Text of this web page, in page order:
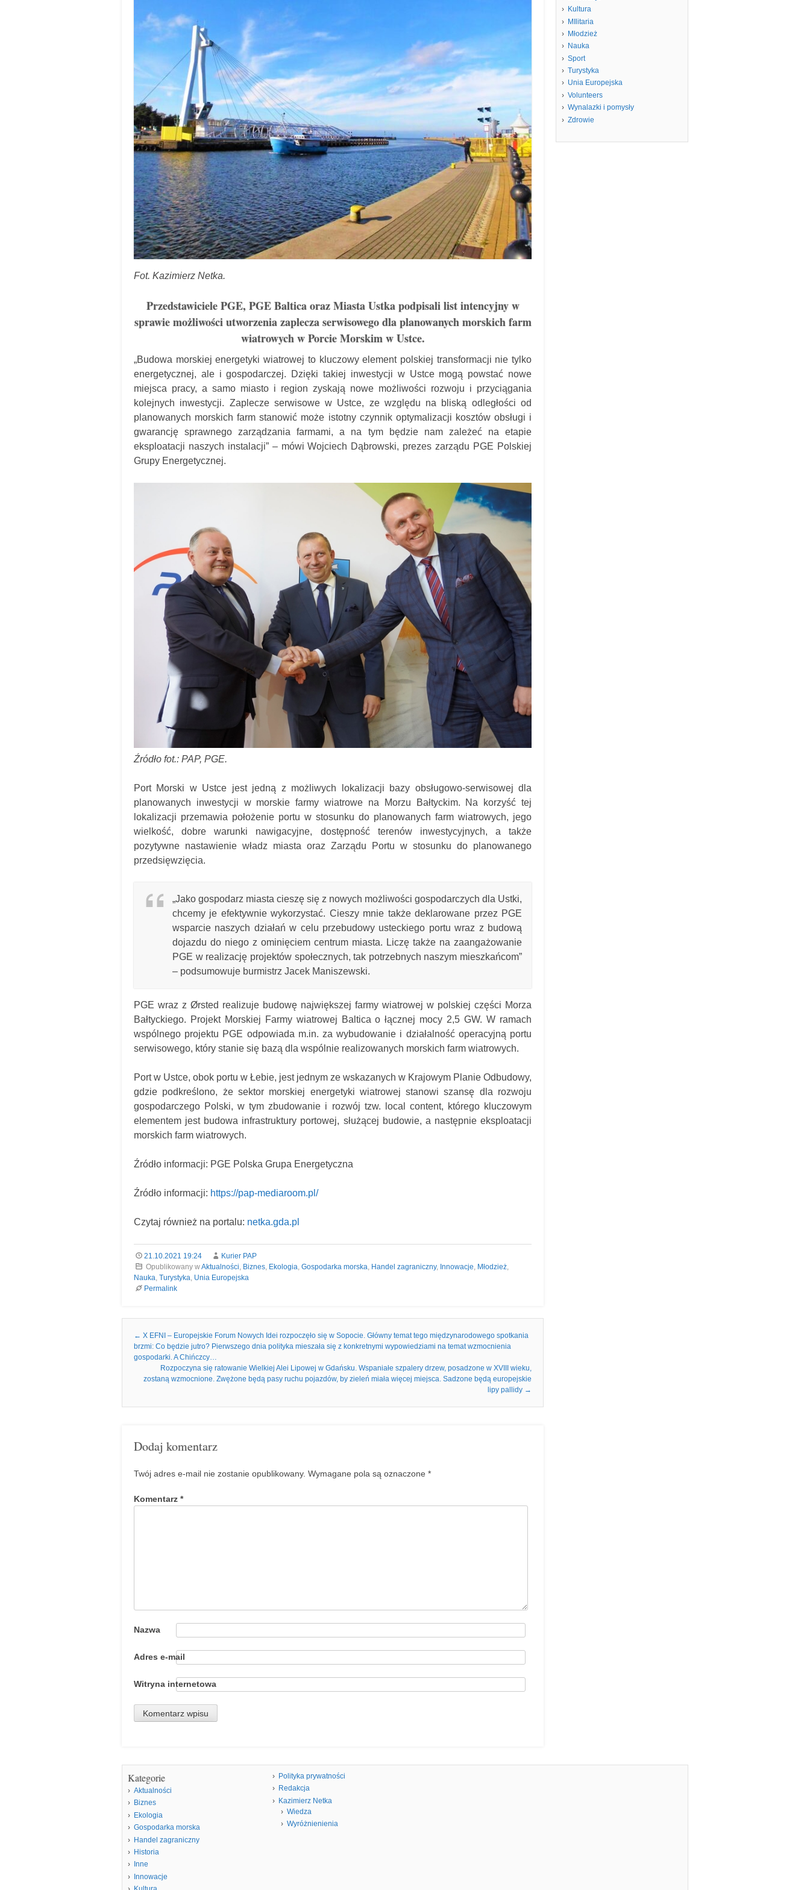
Fot. Kazimierz Netka.
Przedstawiciele PGE, PGE Baltica oraz Miasta Ustka podpisali list intencyjny w
sprawie możliwości utworzenia zaplecza serwisowego dla planowanych morskich farm
wiatrowych w Porcie Morskim w Ustce.
„Budowa morskiej energetyki wiatrowej to kluczowy element polskiej transformacji nie tylko
energetycznej, ale i gospodarczej. Dzięki takiej inwestycji w Ustce mogą powstać nowe
miejsca pracy, a samo miasto i region zyskają nowe możliwości rozwoju i przyciągania
kolejnych inwestycji. Zaplecze serwisowe w Ustce, ze względu na bliską odległości od
planowanych morskich farm stanowić może istotny czynnik optymalizacji kosztów obsługi i
gwarancję sprawnego zarządzania farmami, a na tym będzie nam zależeć na etapie
eksploatacji naszych instalacji” – mówi Wojciech Dąbrowski, prezes zarządu PGE Polskiej
Grupy Energetycznej.
Źródło fot.: PAP, PGE.
Port Morski w Ustce jest jedną z możliwych lokalizacji bazy obsługowo-serwisowej dla
planowanych inwestycji w morskie farmy wiatrowe na Morzu Bałtyckim. Na korzyść tej
lokalizacji przemawia położenie portu w stosunku do planowanych farm wiatrowych, jego
wielkość, dobre warunki nawigacyjne, dostępność terenów inwestycyjnych, a także
pozytywne nastawienie władz miasta oraz Zarządu Portu w stosunku do planowanego
przedsięwzięcia.
„Jako gospodarz miasta cieszę się z nowych możliwości gospodarczych dla Ustki,
chcemy je efektywnie wykorzystać. Cieszy mnie także deklarowane przez PGE
wsparcie naszych działań w celu przebudowy usteckiego portu wraz z budową
dojazdu do niego z ominięciem centrum miasta. Liczę także na zaangażowanie
PGE w realizację projektów społecznych, tak potrzebnych naszym mieszkańcom”
– podsumowuje burmistrz Jacek Maniszewski.
PGE wraz z Ørsted realizuje budowę największej farmy wiatrowej w polskiej części Morza
Bałtyckiego. Projekt Morskiej Farmy wiatrowej Baltica o łącznej mocy 2,5 GW. W ramach
wspólnego projektu PGE odpowiada m.in. za wybudowanie i działalność operacyjną portu
serwisowego, który stanie się bazą dla wspólnie realizowanych morskich farm wiatrowych.
Port w Ustce, obok portu w Łebie, jest jednym ze wskazanych w Krajowym Planie Odbudowy,
gdzie podkreślono, że sektor morskiej energetyki wiatrowej stanowi szansę dla rozwoju
gospodarczego Polski, w tym zbudowanie i rozwój tzw. local content, którego kluczowym
elementem jest budowa infrastruktury portowej, służącej budowie, a następnie eksploatacji
morskich farm wiatrowych.
Źródło informacji: PGE Polska Grupa Energetyczna
Źródło informacji: https://pap-mediaroom.pl/
Czytaj również na portalu: netka.gda.pl
21.10.2021 19:24
Kurier PAP
Opublikowany wAktualności Biznes, Ekologia Gospodarka morska Handel zagraniczny, Innowacje Młodzież,
Nauka Turystyka Unia Europejska
Permalink
Nawigacja we wpisach
← X EFNI – Europejskie Forum Nowych Idei rozpoczęło się w Sopocie. Główny temat tego międzynarodowego spotkania
brzmi: Co będzie jutro? Pierwszego dnia polityka mieszała się z konkretnymi wypowiedziami na temat wzmocnienia
gospodarki. A Chińczcy…
Rozpoczyna się ratowanie Wielkiej Alei Lipowej w Gdańsku. Wspaniałe szpalery drzew, posadzone w XVIII wieku,
zostaną wzmocnione. Zwężone będą pasy ruchu pojazdów, by zieleń miała więcej miejsca. Sadzone będą europejskie
lipy pallidy →
Dodaj komentarz
Twój adres e-mail nie zostanie opublikowany. Wymagane pola są oznaczone *
Komentarz *
Nazwa
Adres e-mail
Witryna internetowa
Kultura
MIlitaria
Młodzież
Nauka
Sport
Turystyka
Unia Europejska
Volunteers
Wynalazki i pomysły
Zdrowie
Kategorie
Aktualności
Biznes
Ekologia
Gospodarka morska
Handel zagraniczny
Historia
Inne
Innowacje
Polityka prywatności
Redakcja
Kazimierz Netka
Wiedza
Wyróżnienienia